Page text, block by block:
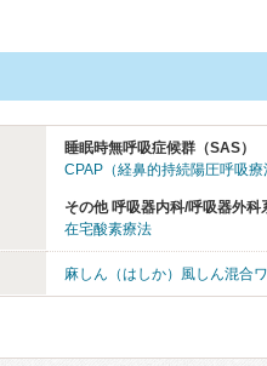
睡眠時無呼吸症候群（SAS）
CPAP（経鼻的持続陽圧呼吸
その他 呼吸器内科/呼吸器外科
在宅酸素療法
麻しん（はしか）風しん混合